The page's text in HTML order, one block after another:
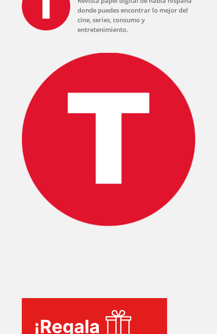
INICIO
PLUS
donde puedes encontrar lo mejor del
cine, series, consumo y
entretenimiento.